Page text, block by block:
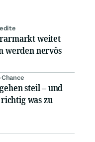
weitet
werden nervös
steil – und
was zu